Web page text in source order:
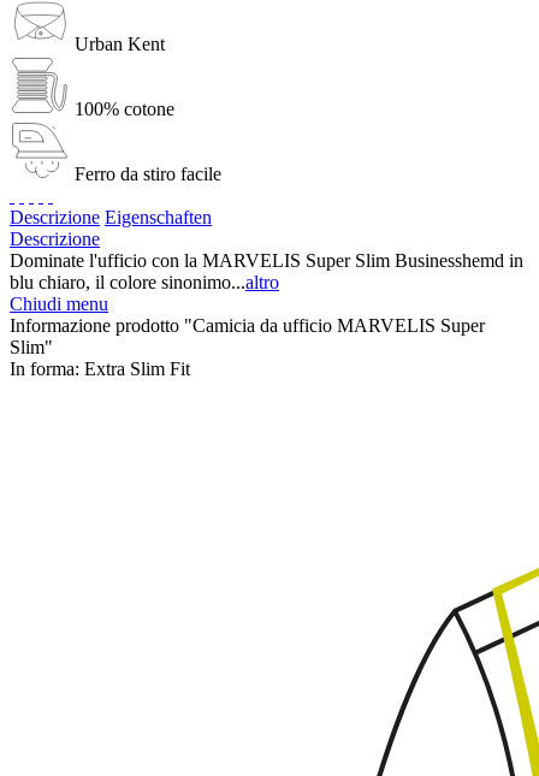
Urban Kent
100% cotone
Ferro da stiro facile
Descrizione Eigenschaften
Descrizione
Dominate l'ufficio con la MARVELIS Super Slim Businesshemd in
blu chiaro, il colore sinonimo...altro
Chiudi menu
Informazione prodotto "Camicia da ufficio MARVELIS Super
Slim"
In forma: Extra Slim Fit